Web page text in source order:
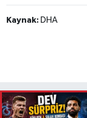
Kaynak: DHA